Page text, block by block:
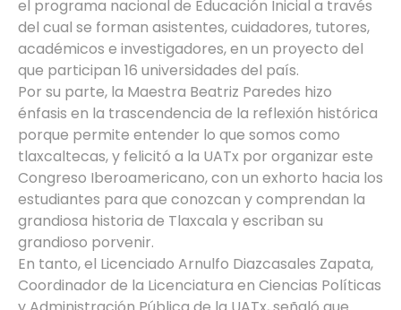
el programa nacional de Educación Inicial a través
del cual se forman asistentes, cuidadores, tutores,
académicos e investigadores, en un proyecto del
que participan 16 universidades del país.
Por su parte, la Maestra Beatriz Paredes hizo
énfasis en la trascendencia de la reflexión histórica
porque permite entender lo que somos como
tlaxcaltecas, y felicitó a la UATx por organizar este
Congreso Iberoamericano, con un exhorto hacia los
estudiantes para que conozcan y comprendan la
grandiosa historia de Tlaxcala y escriban su
grandioso porvenir.
En tanto, el Licenciado Arnulfo Diazcasales Zapata,
Coordinador de la Licenciatura en Ciencias Políticas